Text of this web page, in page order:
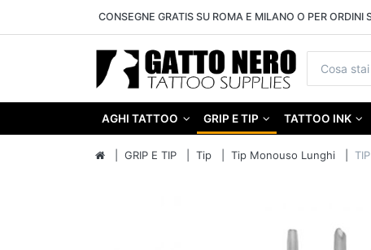
CONSEGNE GRATIS SU ROMA E MILANO O PER ORDINI
AGHI TATTOO GRIP E TIP TATTOO INK
GRIP E TIP Tip Tip Monouso Lunghi